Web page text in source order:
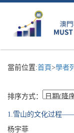
當前位置:首頁>學者
排序方式：
1.雪山的文化过程
杨宇菲